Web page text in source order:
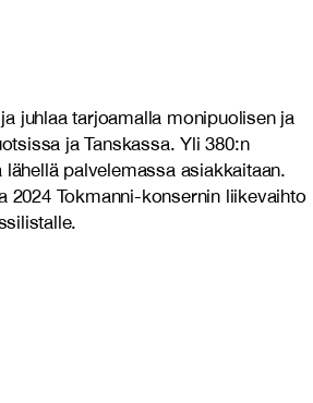
juhlaa tarjoamalla monipuolisen ja
ja Tanskassa. Yli 380:n
palvelemassa asiakkaitaan.
2024 Tokmanni-konsernin liikevaihto